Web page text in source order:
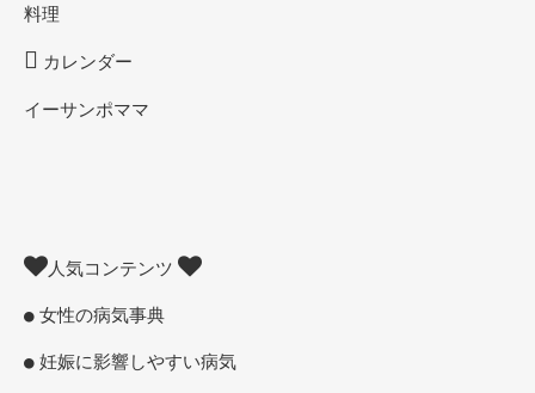
料理
カレンダー
イーサンポママ
人気コンテンツ
女性の病気事典
妊娠に影響しやすい病気